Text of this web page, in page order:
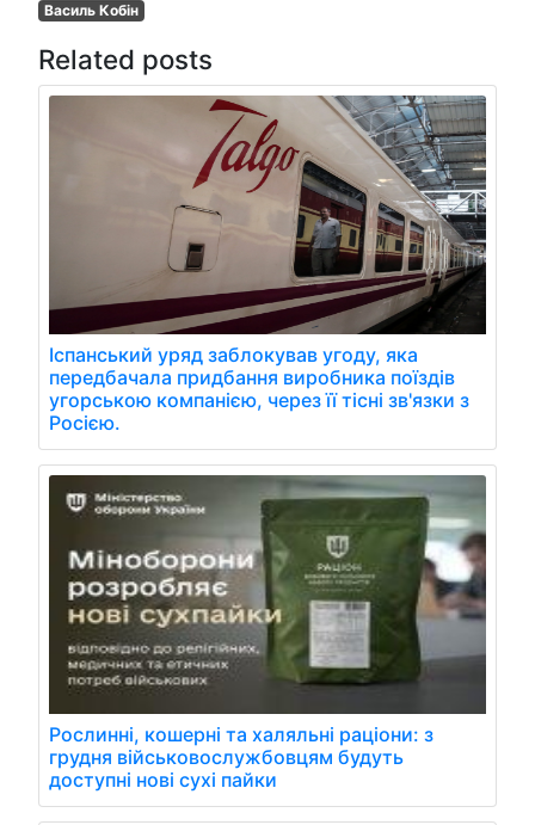
Василь Кобін
Related posts
Іспанський уряд заблокував угоду, яка
передбачала придбання виробника поїздів
угорською компанією, через її тісні зв'язки з
Росією.
Рослинні, кошерні та халяльні раціони: з
грудня військовослужбовцям будуть
доступні нові сухі пайки